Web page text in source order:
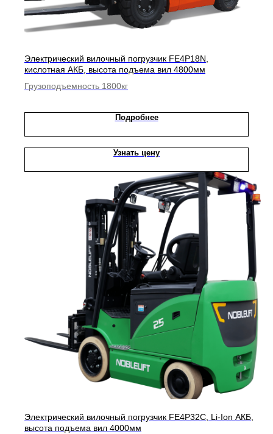
Электрический вилочный погрузчик FE4P18N,
кислотная АКБ, высота подъема вил 4800мм
Грузоподъемность 1800кг
Подробнее
Узнать цену
Электрический вилочный погрузчик FE4P32C, Li-Ion АКБ,
высота подъема вил 4000мм